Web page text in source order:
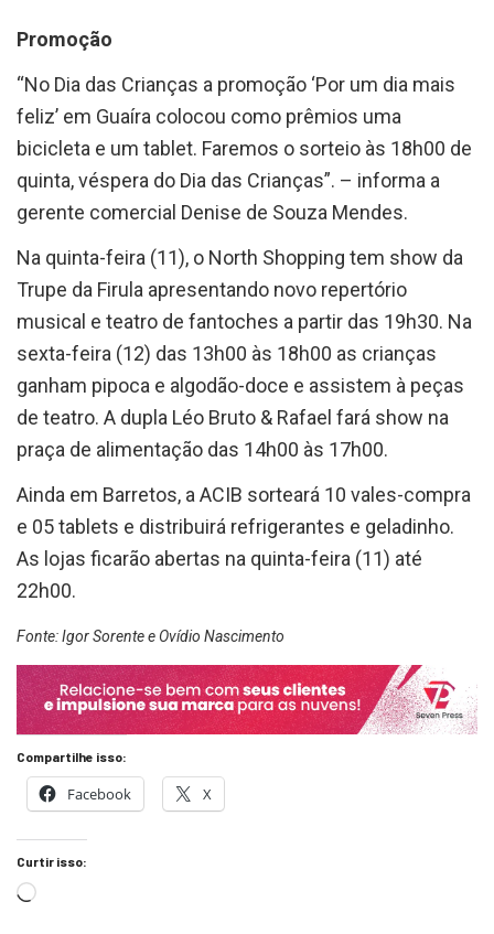
Promoção
“No Dia das Crianças a promoção ‘Por um dia mais
feliz’ em Guaíra colocou como prêmios uma
bicicleta e um tablet. Faremos o sorteio às 18h00 de
quinta, véspera do Dia das Crianças”. – informa a
gerente comercial Denise de Souza Mendes.
Na quinta-feira (11), o North Shopping tem show da
Trupe da Firula apresentando novo repertório
musical e teatro de fantoches a partir das 19h30. Na
sexta-feira (12) das 13h00 às 18h00 as crianças
ganham pipoca e algodão-doce e assistem à peças
de teatro. A dupla Léo Bruto & Rafael fará show na
praça de alimentação das 14h00 às 17h00.
Ainda em Barretos, a ACIB sorteará 10 vales-compra
e 05 tablets e distribuirá refrigerantes e geladinho.
As lojas ficarão abertas na quinta-feira (11) até
22h00.
Fonte: Igor Sorente e Ovídio Nascimento
Compartilhe isso:
Facebook X
Curtir isso: